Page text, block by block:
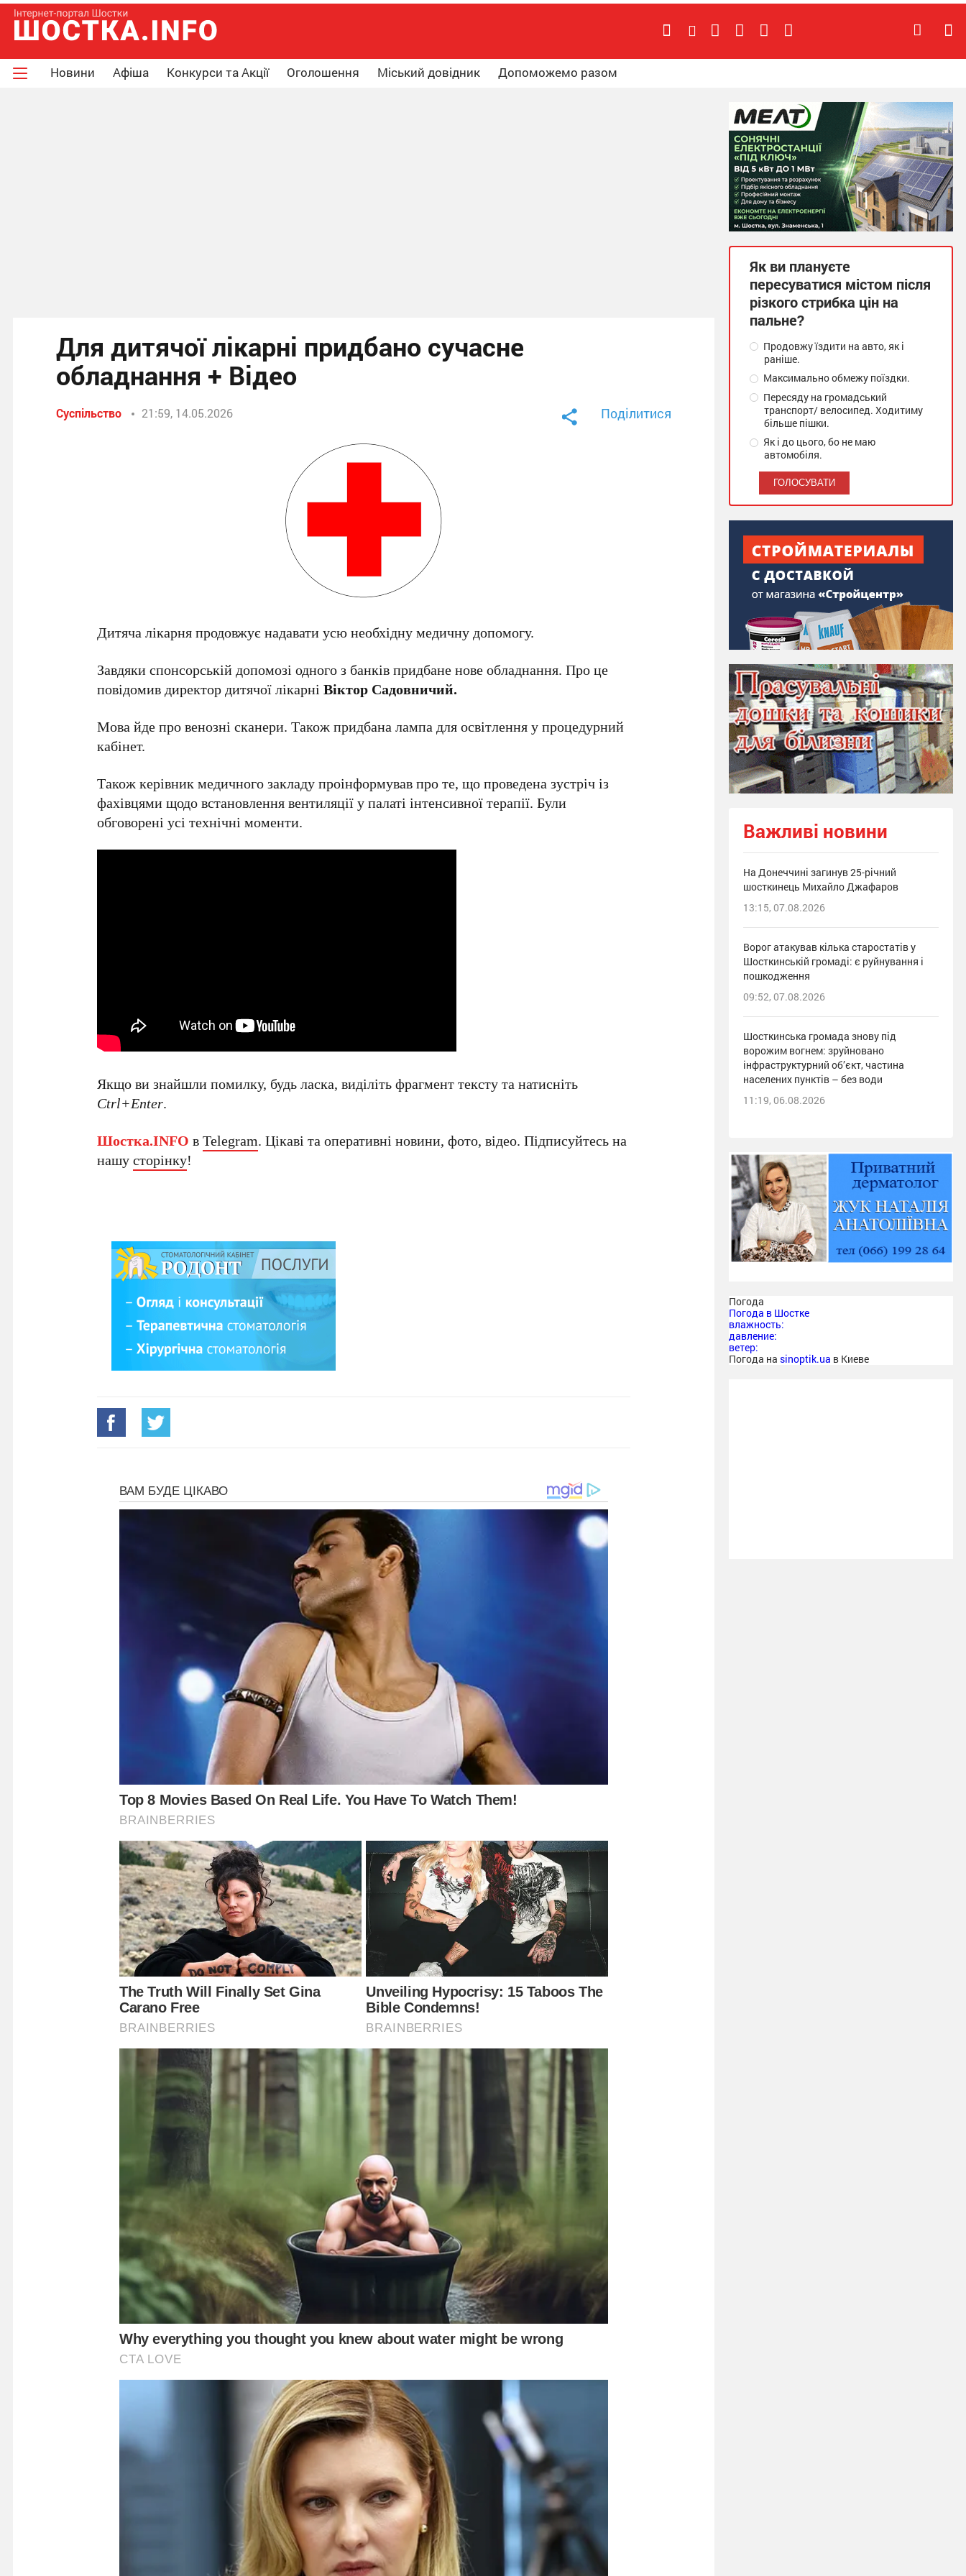
Новини Афіша Конкурси та Акції Оголошення Міський довідник Допоможемо разом
Для дитячої лікарні придбано сучасне
обладнання + Відео
Суспільство 21:59, 14.05.2026 Поділитися
Дитяча лікарня продовжує надавати усю необхідну медичну допомогу.
Завдяки спонсорській допомозі одного з банків придбане нове обладнання. Про це
повідомив директор дитячої лікарніВіктор Садовничий.
Мова йде про венозні сканери. Також придбана лампа для освітлення у процедурний
кабінет.
Також керівник медичного закладу проінформував про те, що проведена зустріч із
фахівцями щодо встановлення вентиляції у палаті інтенсивної терапії. Були
обговорені усі технічні моменти.
Якщо ви знайшли помилку, будь ласка, виділіть фрагмент тексту та натисніть
Ctrl+Enter.
Шостка.INFO вTelegram. Цікаві та оперативні новини, фото, відео. Підписуйтесь на
нашусторінку!
Як ви плануєте
пересуватися містом після
різкого стрибка цін на
пальне?
Продовжу їздити на авто, як і
раніше.
Максимально обмежу поїздки.
Пересяду на громадський
транспорт/ велосипед. Ходитиму
більше пішки.
Як і до цього, бо не маю
автомобіля.
Важливі новини
На Донеччині загинув 25-річний
шосткинець Михайло Джафаров
13:15, 07.08.2026
Ворог атакував кілька старостатів у
Шосткинській громаді: є руйнування і
пошкодження
09:52, 07.08.2026
Шосткинська громада знову під
ворожим вогнем: зруйновано
інфраструктурний об’єкт, частина
населених пунктів – без води
11:19, 06.08.2026
Погода
Погода в Шостке
влажность:
давление:
ветер:
Погода на sinoptik.ua в Киеве